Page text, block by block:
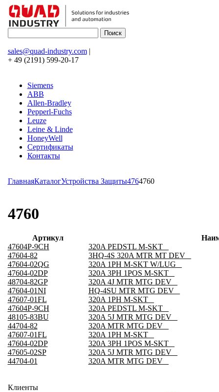
sales@quad-industry.com|
+ 49 (2191) 599-20-17
Siemens
ABB
Allen-Bradley
Pepperl-Fuchs
Leuze
Leine & Linde
HoneyWell
Сертификаты
Контакты
ГлавнаяКаталогУстройства Защиты4764760
4760
Артикул
47604P-9CH
320A PEDSTL M-SKT _
47604-82
3HQ-4S 320A MTR MT DEV _
47604-02QG
320A 1PH M-SKT W/LUG _
47604-02DP
320A 3PH 1POS M-SKT _
48704-82GP
320A 4J MTR MTG DEV _
47604-01NI
HQ-4SU MTR MTG DEV _
47607-01FL
320A 1PH M-SKT _
47604P-9CH
320A PEDSTL M-SKT _
48105-83BU
320A 5J MTR MTG DEV _
44704-82
320A MTR MTG DEV _
47607-01FL
320A 1PH M-SKT _
47604-02DP
320A 3PH 1POS M-SKT _
47605-02SP
320A 5J MTR MTG DEV _
44704-01
320A MTR MTG DEV _
Клиенты